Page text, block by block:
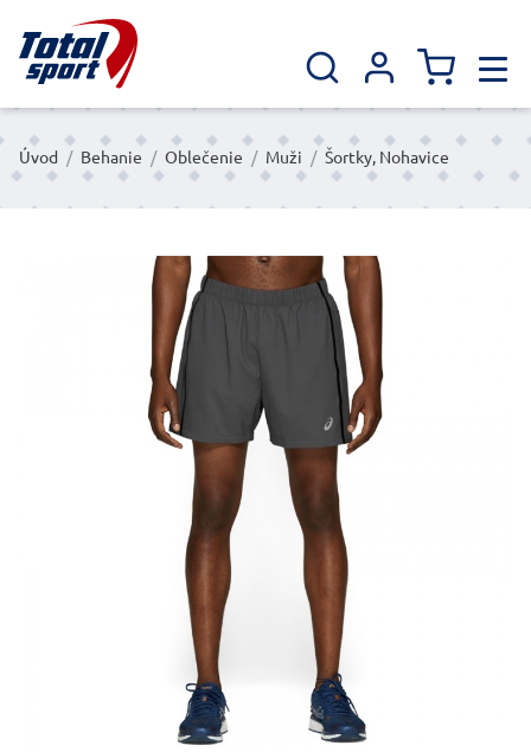
Úvod / Behanie / Oblečenie / Muži / Šortky, Nohavice